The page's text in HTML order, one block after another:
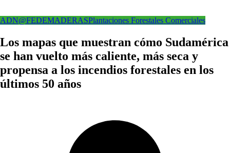
ADN@FEDEMADERASPlantaciones Forestales Comerciales
Los mapas que muestran cómo Sudamérica
se han vuelto más caliente, más seca y
propensa a los incendios forestales en los
últimos 50 años